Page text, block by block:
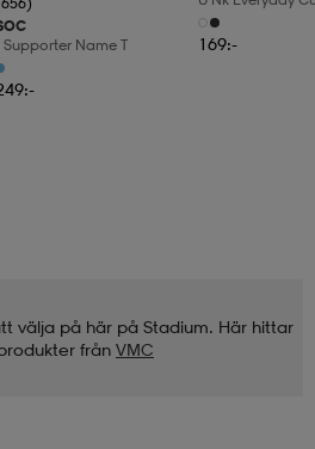
Supporter Name T
3pr
169:-
välja på här på Stadium. Här hittar
från VMC